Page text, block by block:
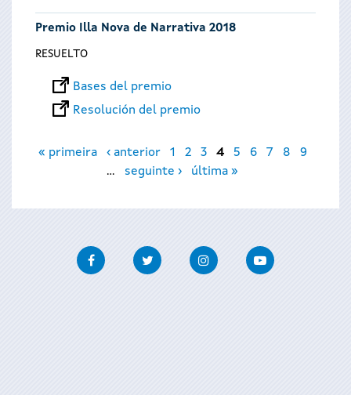
Premio Illa Nova de Narrativa 2018
RESUELTO
Bases del premio
Resolución del premio
Páginas
« primeira ‹ anterior 1 2 3 4 5 6 7 8
9
…
seguinte › última »
FacebookTwitter InstagramYoutube